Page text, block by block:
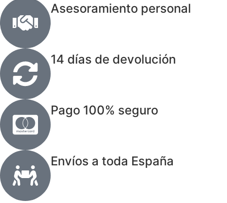
Asesoramiento personal
14 días de devolución
Pago 100% seguro
Envíos a toda España